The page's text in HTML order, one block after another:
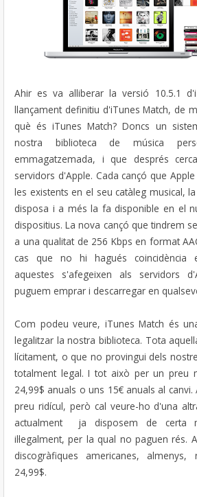
Ahir es va alliberar la versió 10.5.1
llançament definitiu d'iTunes Match, de
què és iTunes Match? Doncs un
nostra biblioteca de música
emmagatzemada, i que després
servidors d'Apple. Cada cançó que
les existents en el seu catàleg musical,
disposa i a més la fa disponible en el
dispositius. La nova cançó que tindrem
a una qualitat de 256 Kbps en format
cas que no hi hagués coincidència
aquestes s'afegeixen als servidors
puguem emprar i descarregar en
Com podeu veure, iTunes Match és
legalitzar la nostra biblioteca. Tota
lícitament, o que no provingui dels
totalment legal. I tot això per un preu
24,99$ anuals o uns 15€ anuals al
preu ridícul, però cal veure-ho d'una
actualment ja disposem de certa
il·legalment, per la qual no paguen rés.
discogràfiques americanes,
24,99$.